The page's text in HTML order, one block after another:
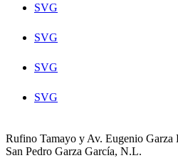
SVG
SVG
SVG
SVG
Rufino Tamayo y Av. Eugenio Garza
San Pedro Garza García, N.L.